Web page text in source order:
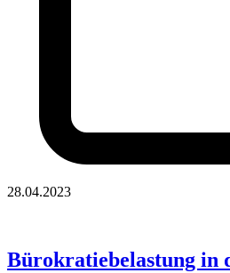
28.04.2023
Bürokratiebelastung in